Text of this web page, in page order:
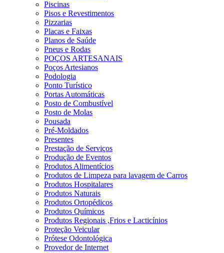
Piscinas
Pisos e Revestimentos
Pizzarias
Placas e Faixas
Planos de Saúde
Pneus e Rodas
POÇOS ARTESANAIS
Poços Artesianos
Podologia
Ponto Turístico
Portas Automáticas
Posto de Combustível
Posto de Molas
Pousada
Pré-Moldados
Presentes
Prestação de Serviços
Produção de Eventos
Produtos Alimentícios
Produtos de Limpeza para lavagem de Carros
Produtos Hospitalares
Produtos Naturais
Produtos Ortopédicos
Produtos Químicos
Produtos Regionais ,Frios e Lacticínios
Proteção Veicular
Prótese Odontológica
Provedor de Internet